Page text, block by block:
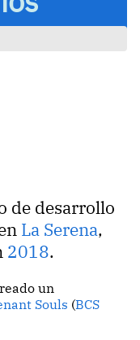
de desarrollo
La Serena,
2018.
un
Souls (BCS